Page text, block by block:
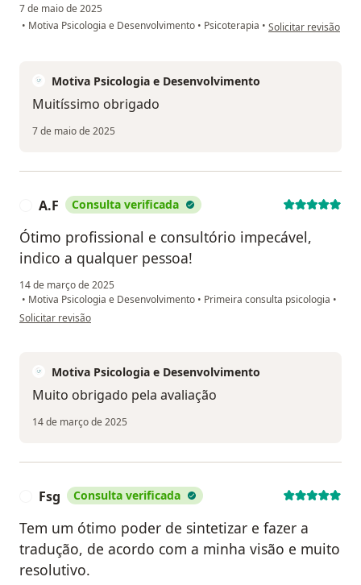
7 de maio de 2025
• Motiva Psicologia e Desenvolvimento • Psicoterapia • na opinião do
Solicitar revisão
Motiva Psicologia e Desenvolvimento
Muitíssimo obrigado
7 de maio de 2025
A.F Consulta verificada
Ótimo profissional e consultório impecável,
indico a qualquer pessoa!
14 de março de 2025
• Motiva Psicologia e Desenvolvimento • Primeira consulta psicologia •
na opinião do utilizador A.F
Solicitar revisão
Motiva Psicologia e Desenvolvimento
Muito obrigado pela avaliação
14 de março de 2025
Fsg Consulta verificada
Tem um ótimo poder de sintetizar e fazer a
tradução, de acordo com a minha visão e muito
resolutivo.